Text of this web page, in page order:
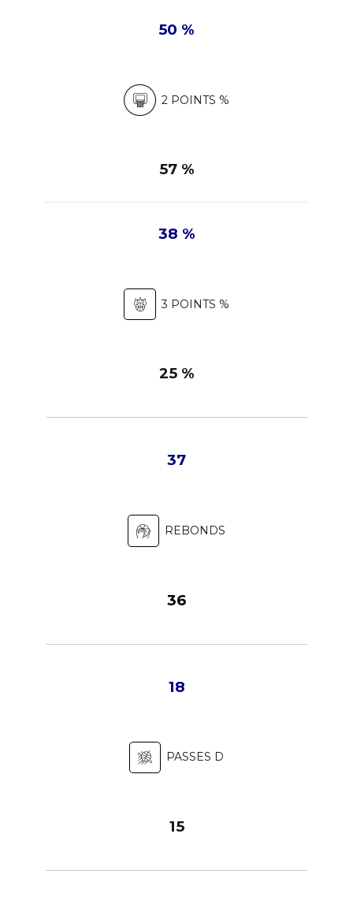
50 %
2 POINTS %
57 %
38 %
3 POINTS %
25 %
37
REBONDS
36
18
PASSES D
15